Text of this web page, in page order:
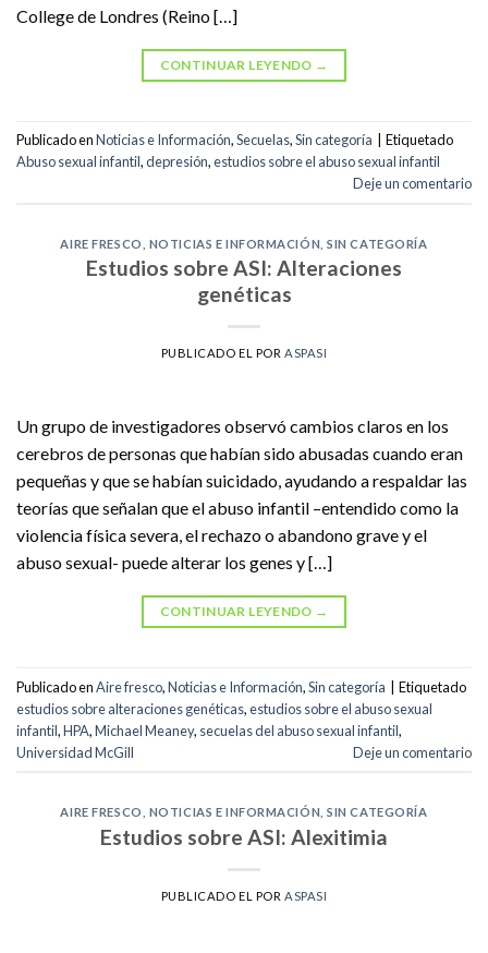
College de Londres (Reino […]
CONTINUAR LEYENDO →
Publicado enNoticias e Información,Secuelas,Sin categoría
Etiquetado
Abuso sexual infantil,depresión,estudios sobre el abuso sexual infantil
Deje un comentario
AIRE FRESCO NOTICIAS E INFORMACIÓN ,SIN CATEGORÍA
Estudios sobre ASI: Alteraciones
genéticas
PUBLICADO EL PORASPASI
Un grupo de investigadores observó cambios claros en los
cerebros de personas que habían sido abusadas cuando eran
pequeñas y que se habían suicidado, ayudando a respaldar las
teorías que señalan que el abuso infantil –entendido como la
violencia física severa, el rechazo o abandono grave y el
abuso sexual- puede alterar los genes y […]
CONTINUAR LEYENDO →
Publicado enAire fresco,Noticias e Información,Sin categoría | Etiquetado
estudios sobre alteraciones genéticas,estudios sobre el abuso sexual
infantil,HPA,Michael Meaney, secuelas del abuso sexual infantil,
Universidad McGill
Deje un comentario
AIRE FRESCO NOTICIAS E INFORMACIÓN ,SIN CATEGORÍA
Estudios sobre ASI: Alexitimia
PUBLICADO EL PORASPASI